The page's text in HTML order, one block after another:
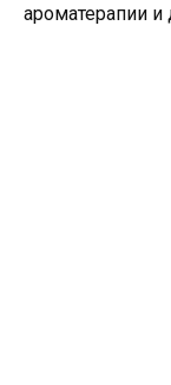
ароматерапии и